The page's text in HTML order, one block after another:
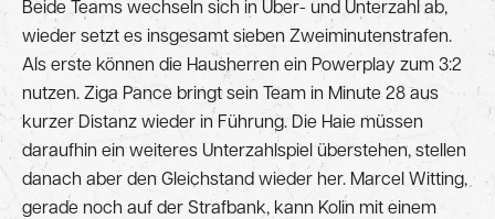
Beide Teams wechseln sich in Über- und Unterzahl ab,
wieder setzt es insgesamt sieben Zweiminutenstrafen.
Als erste können die Hausherren ein Powerplay zum 3:2
nutzen. Ziga Pance bringt sein Team in Minute 28 aus
kurzer Distanz wieder in Führung. Die Haie müssen
daraufhin ein weiteres Unterzahlspiel überstehen, stellen
danach aber den Gleichstand wieder her. Marcel Witting,
gerade noch auf der Strafbank, kann Kolin mit einem